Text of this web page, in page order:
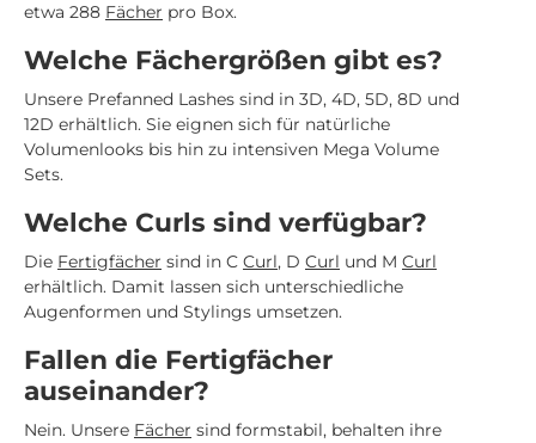
etwa 288 Fächer pro Box.
Welche Fächergrößen gibt es?
Unsere Prefanned Lashes sind in 3D, 4D, 5D, 8D und
12D erhältlich. Sie eignen sich für natürliche
Volumenlooks bis hin zu intensiven Mega Volume
Sets.
Welche Curls sind verfügbar?
Die Fertigfächer sind in C Curl, D Curl und M Curl
erhältlich. Damit lassen sich unterschiedliche
Augenformen und Stylings umsetzen.
Fallen die Fertigfächer
auseinander?
Nein. Unsere Fächer sind formstabil, behalten ihre